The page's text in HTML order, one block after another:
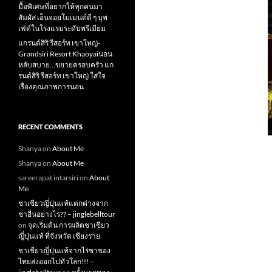
มื้อพิเศษที่อยากให้ทุกคนมา
สัมผัส เอ็นจอยโมเมนต์ดี ๆ บุพ
เฟ่ต์ในโรงแรมระดับพรีเมียม
แกรนด์สิริ​ รีสอร์ท​ เขาใหญ่​-
Grandsiri​ Resort​ Khaoyaiนอน
หลับสบาย…ขยายครอบครัว แก
รนด์สิริ รีสอร์ท เขาใหญ่ ใส่ใจ
เรื่องคุณภาพการนอน
RECENT COMMENTS
Shanyaon About Me
Shanyaon About Me
sareerapat intarsirion About
Me
ชาเขียวญี่ปุ่นแท้แตกต่างจาก
ชาอื่นอย่างไร?? – jinglebelltour
on จุดเริ่มต้น การผลิตชาเขียว
ญี่ปุ่นแท้ ที่จังหวัด เชียงราย
ชาเขียวญี่ปุ่นแท้จากไร่ชาของ
ไทยส่งออกไปทั่วโลก!!! –